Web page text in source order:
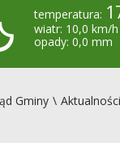
temperatura:
wiatr: 10,0 km/h
opady: 0,0 mm
Gminy Aktualności